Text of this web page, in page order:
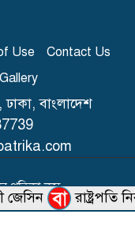
গ্যাস সরবরাহ
নির্বাচন'
Use
Contact Us
বাংলাদেশ
পত্রিকা.কম
Macrosys
রাষ্ট্রপতি